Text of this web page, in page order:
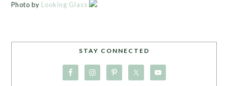
Photo by Looking Glass
STAY CONNECTED